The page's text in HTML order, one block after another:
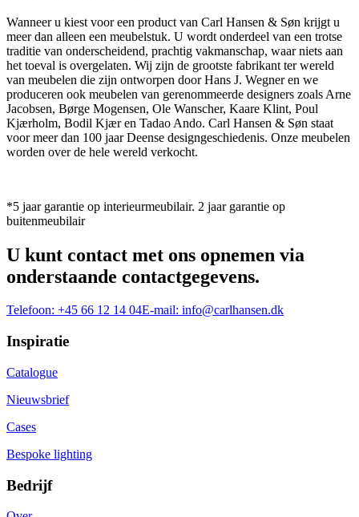
Wanneer u kiest voor een product van Carl Hansen & Søn krijgt u
meer dan alleen een meubelstuk. U wordt onderdeel van een trotse
traditie van onderscheidend, prachtig vakmanschap, waar niets aan
het toeval is overgelaten. Wij zijn de grootste fabrikant ter wereld
van meubelen die zijn ontworpen door Hans J. Wegner en we
produceren ook meubelen van gerenommeerde designers zoals Arne
Jacobsen, Børge Mogensen, Ole Wanscher, Kaare Klint, Poul
Kjærholm, Bodil Kjær en Tadao Ando. Carl Hansen & Søn staat
voor meer dan 100 jaar Deense designgeschiedenis. Onze meubelen
worden over de hele wereld verkocht.
*5 jaar garantie op interieurmeubilair. 2 jaar garantie op
buitenmeubilair
U kunt contact met ons opnemen via
onderstaande contactgegevens.
Telefoon: +45 66 12 14 04E-mail: info@carlhansen.dk
Inspiratie
Catalogue
Nieuwsbrief
Cases
Bespoke lighting
Bedrijf